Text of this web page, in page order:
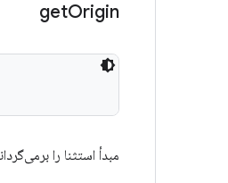
getOrigin
مبدأ استثنا را